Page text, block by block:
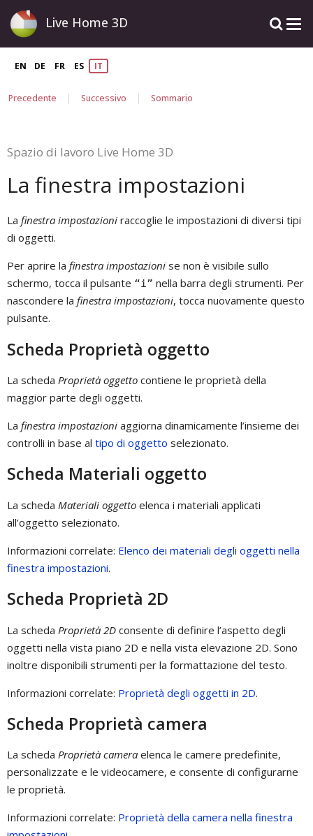
Live Home 3D
EN DE FR ES IT
Precedente | Successivo | Sommario
Spazio di lavoro Live Home 3D
La finestra impostazioni
La finestra impostazioni raccoglie le impostazioni di diversi tipi
di oggetti.
Per aprire la finestra impostazioni se non è visibile sullo
schermo, tocca il pulsante “i” nella barra degli strumenti. Per
nascondere la finestra impostazioni, tocca nuovamente questo
pulsante.
Scheda Proprietà oggetto
La scheda Proprietà oggetto contiene le proprietà della
maggior parte degli oggetti.
La finestra impostazioni aggiorna dinamicamente l’insieme dei
controlli in base al tipo di oggetto selezionato.
Scheda Materiali oggetto
La scheda Materiali oggetto elenca i materiali applicati
all’oggetto selezionato.
Informazioni correlate: Elenco dei materiali degli oggetti nella
finestra impostazioni.
Scheda Proprietà 2D
La scheda Proprietà 2D consente di definire l’aspetto degli
oggetti nella vista piano 2D e nella vista elevazione 2D. Sono
inoltre disponibili strumenti per la formattazione del testo.
Informazioni correlate: Proprietà degli oggetti in 2D.
Scheda Proprietà camera
La scheda Proprietà camera elenca le camere predefinite,
personalizzate e le videocamere, e consente di configurarne
le proprietà.
Informazioni correlate: Proprietà della camera nella finestra